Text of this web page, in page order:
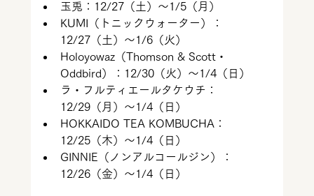
玉兎：12/27（土）〜1/5（月）
KUMI（トニックウォーター）：
12/27（土）～1/6（火）
Holoyowaz（Thomson & Scott・
Oddbird）：12/30（火）～1/4（日）
ラ・フルティエールタケウチ：
12/29（月）〜1/4（日）
HOKKAIDO TEA KOMBUCHA：
12/25（木）〜1/4（日）
GINNIE（ノンアルコールジン）：
12/26（金）〜1/4（日）